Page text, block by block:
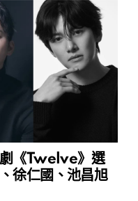
《Twelve》選
徐仁國、池昌旭